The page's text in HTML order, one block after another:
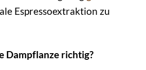
Espressoextraktion zu
Dampflanze richtig?